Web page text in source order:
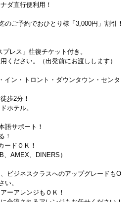
ダ直行便利用！
のご予約でおひとり様「3,000円」割引！
レス」往復チケット付き。
ください。（出発前にお渡しします）
イン・トロント・ダウンタウン・センタ
歩2分！
ホテル。
語サポート！
！
ードＯＫ！
、AMEX、DINERS）
ビジネスクラスへのアップグレードもO
い。
ーアレンジもＯＫ！